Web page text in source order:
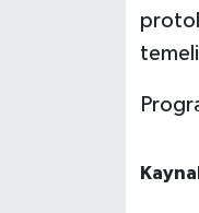
temeli
ÜLKE GÜNDEMİ
Yerel Haberler